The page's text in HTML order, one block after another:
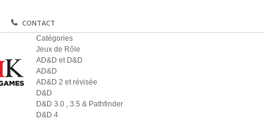
CONTACT
Catégories
Jeux de Rôle
AD&D et D&D
AD&D
AD&D 2 et révisée
D&D
D&D 3.0 , 3.5 & Pathfinder
D&D 4